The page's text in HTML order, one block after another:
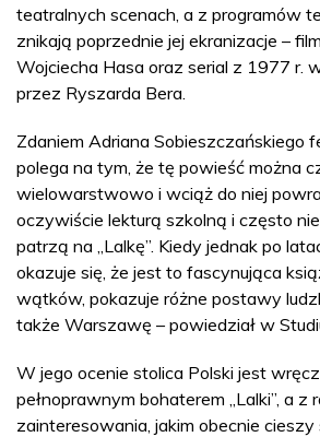
teatralnych scenach, a z programów
znikają poprzednie jej ekranizacje –
Wojciecha Hasa oraz serial z 1977 r.
przez Ryszarda Bera.
Zdaniem Adriana Sobieszczańskiego
polega na tym, że tę powieść można
wielowarstwowo i wciąż do niej
oczywiście lekturą szkolną i często
patrzą na „Lalkę”. Kiedy jednak po
okazuje się, że jest to fascynująca
wątków, pokazuje różne postawy
także Warszawę – powiedział w
W jego ocenie stolica Polski jest
pełnoprawnym bohaterem „Lalki”, a z
zainteresowania, jakim obecnie cieszy